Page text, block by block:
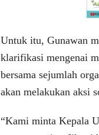
Untuk itu, Gunawan
klarifikasi mengenai
bersama sejumlah
akan melakukan aksi
“Kami minta Kepala